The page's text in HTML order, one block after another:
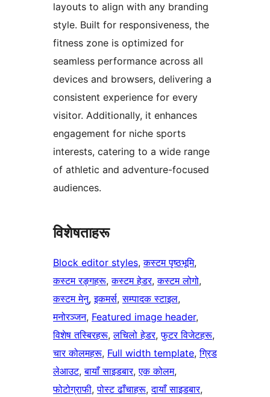
layouts to align with any branding
style. Built for responsiveness, the
fitness zone is optimized for
seamless performance across all
devices and browsers, delivering a
consistent experience for every
visitor. Additionally, it enhances
engagement for niche sports
interests, catering to a wide range
of athletic and adventure-focused
audiences.
विशेषताहरू
Block editor styles, कस्टम पृष्ठभूमि
कस्टम रङ्गहरू, कस्टम हेडर, कस्टम लोगो
कस्टम मेनु, इकमर्स, सम्पादक स्टाइल
मनोरञ्जन, Featured image header
विशेष तस्बिरहरू, लचिलो हेडर, फुटर विजेटहरू
चार कोलमहरू, Full width template, ग्रिड
लेआउट, बायाँ साइडबार, एक कोलम
फोटोग्राफी, पोस्ट ढाँचाहरू, दायाँ साइडबार